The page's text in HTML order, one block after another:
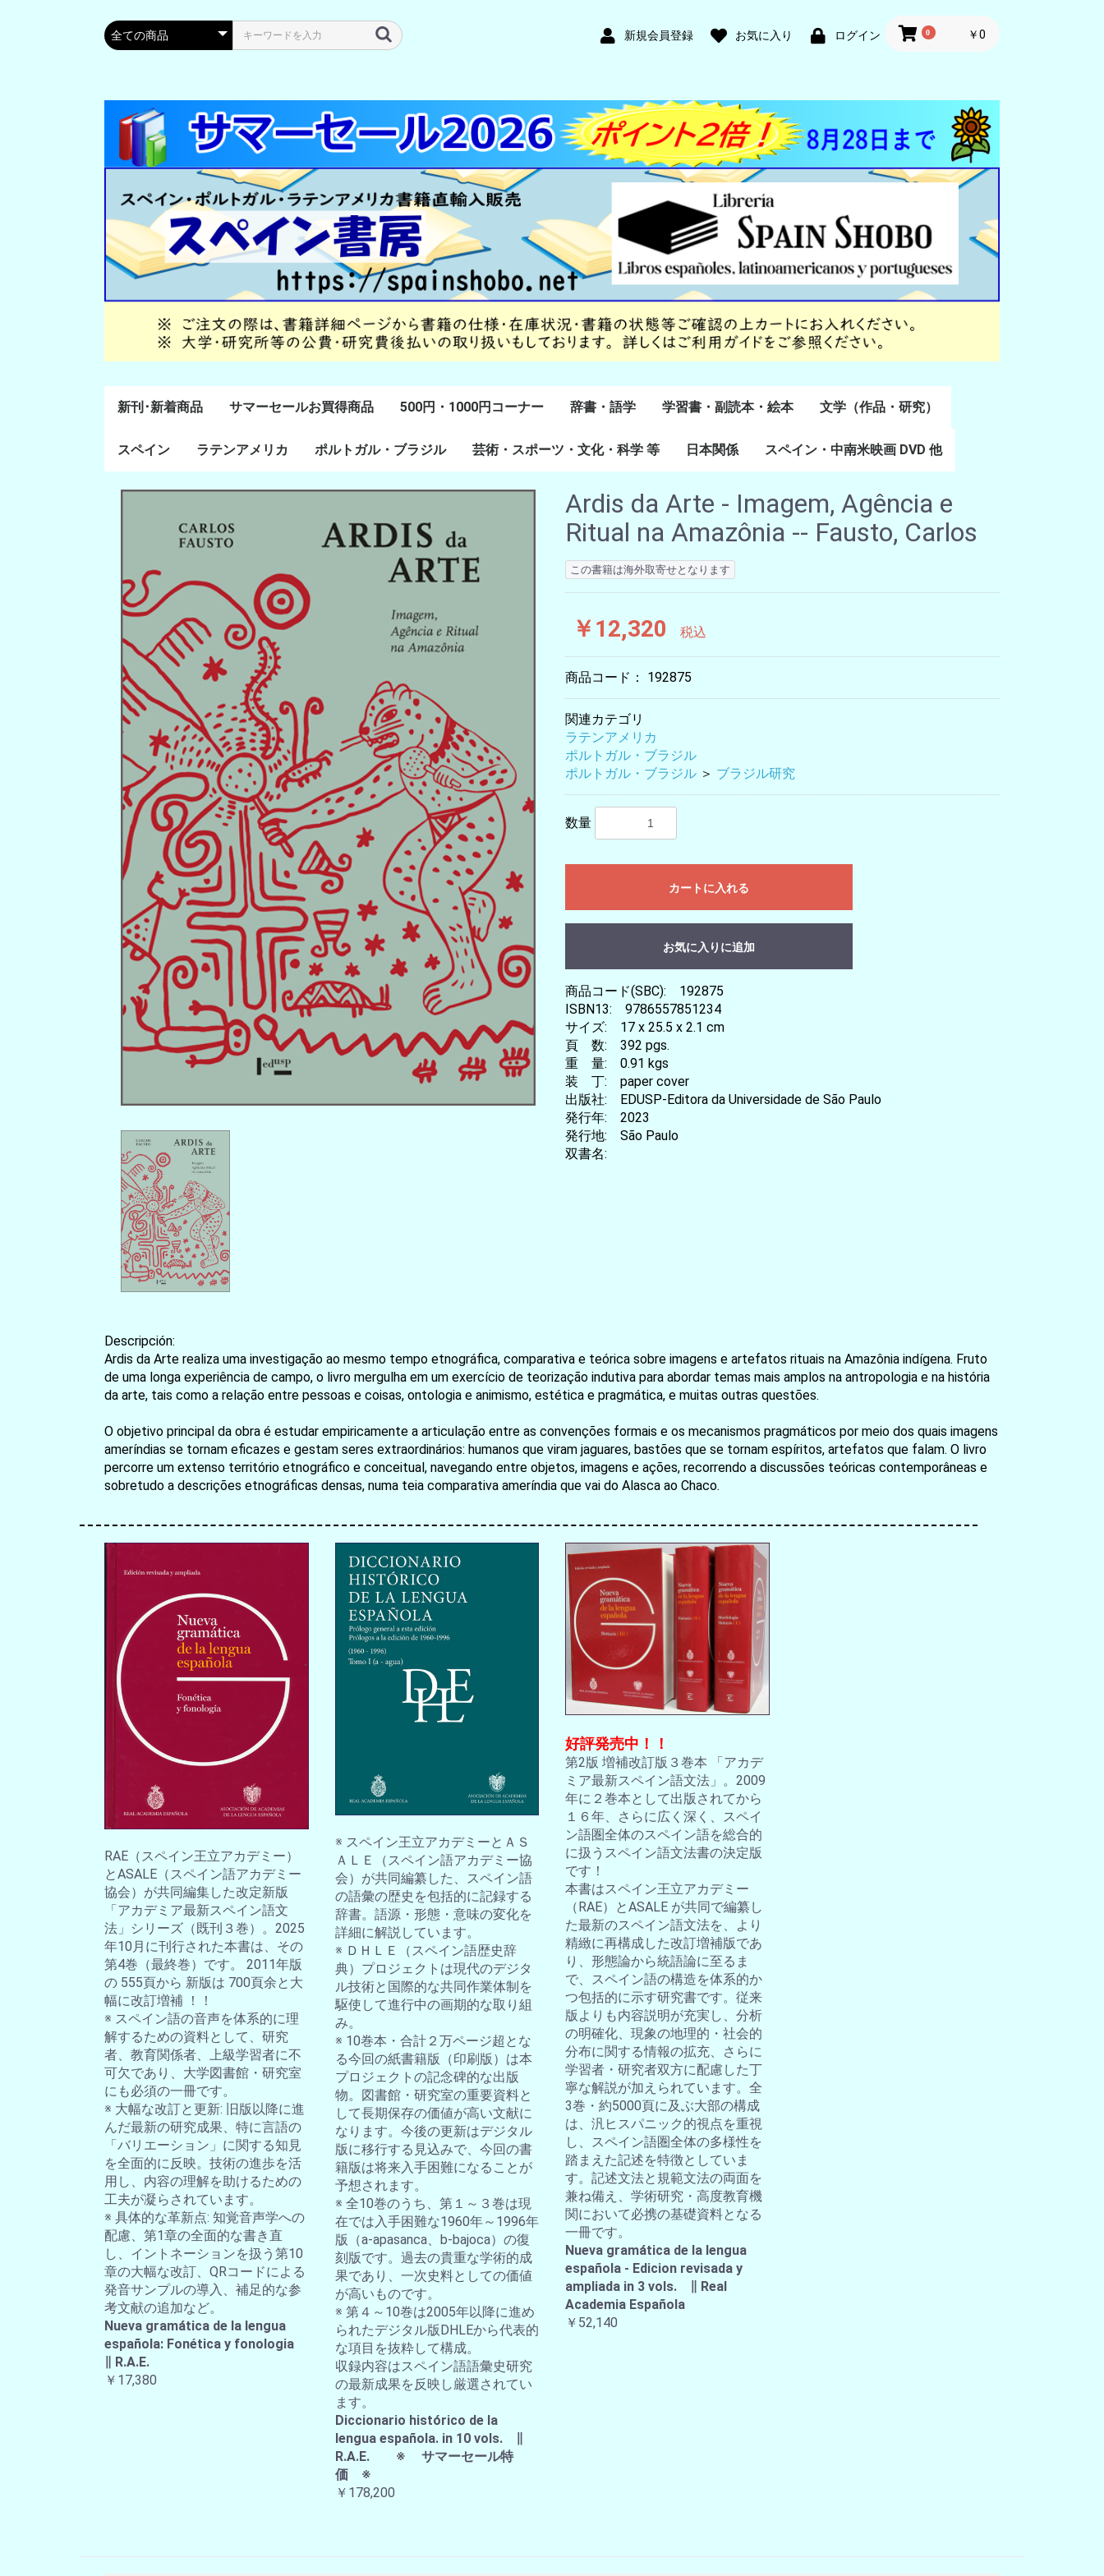
新規会員登録 お気に入り ログイン 0 ￥0
新刊･新着商品 サマーセールお買得商品 500円・1000円コーナー 辞書・語学
スペイン語
ポルトガル語
Lenguas Ibericas
Lenguas Indigenas
スペインの教科書
その他
学習書・副読本・絵本
学習教材
副読本教材
絵本・児童書
文学（作品・研究）
スペイン語文学
ポルトガル語文学
カタルーニャ文学
バスク文学
その他
スペイン
通史・全般
８～１５世紀
１６～１８世紀
１８世紀末～２０世紀
20世紀後半以降
ラテンアメリカ
ラテン・アメリカ全般
メキシコ研究
中米・カリブ研究
キューバ研究
南米諸国
ペルー研究
チリ研究
アルゼンチン研究
ポルトガル・ブラジル
ポルトガル研究
ブラジル研究
芸術・スポーツ・文化・科学 等
美術
音楽・舞踊
スポーツ
演劇・映画
料理・食文化
マンガ・コミック
その他
日本関係 スペイン・中南米映画 DVD 他
Ardis da Arte - Imagem, Agência e
Ritual na Amazônia -- Fausto, Carlos
この書籍は海外取寄せとなります
￥12,320 税込
商品コード： 192875
関連カテゴリ
ラテンアメリカ
ポルトガル・ブラジル
ポルトガル・ブラジル ＞ ブラジル研究
数量
カートに入れる
お買い物を続ける カートへ進む
お気に入りに追加
商品コード(SBC): 192875
ISBN13: 9786557851234
サイズ: 17 x 25.5 x 2.1 cm
頁 数: 392 pgs.
重 量: 0.91 kgs
装 丁: paper cover
出版社: EDUSP-Editora da Universidade de São Paulo
発行年: 2023
発行地: São Paulo
双書名:
Descripción:
Ardis da Arte realiza uma investigação ao mesmo tempo etnográfica, comparativa e teórica sobre imagens e artefatos rituais na Amazônia indígena. Fruto
de uma longa experiência de campo, o livro mergulha em um exercício de teorização indutiva para abordar temas mais amplos na antropologia e na história
da arte, tais como a relação entre pessoas e coisas, ontologia e animismo, estética e pragmática, e muitas outras questões.
O objetivo principal da obra é estudar empiricamente a articulação entre as convenções formais e os mecanismos pragmáticos por meio dos quais imagens
ameríndias se tornam eficazes e gestam seres extraordinários: humanos que viram jaguares, bastões que se tornam espíritos, artefatos que falam. O livro
percorre um extenso território etnográfico e conceitual, navegando entre objetos, imagens e ações, recorrendo a discussões teóricas contemporâneas e
sobretudo a descrições etnográficas densas, numa teia comparativa ameríndia que vai do Alasca ao Chaco.
RAE（スペイン王立アカデミー）
とASALE（スペイン語アカデミー
協会）が共同編集した改定新版
「アカデミア最新スペイン語文
法」シリーズ（既刊３巻）。2025
年10月に刊行された本書は、その
第4巻（最終巻）です。 2011年版
の 555頁から 新版は 700頁余と大
幅に改訂増補 ！！
※ スペイン語の音声を体系的に理
解するための資料として、研究
者、教育関係者、上級学習者に不
可欠であり、大学図書館・研究室
にも必須の一冊です。
※ 大幅な改訂と更新: 旧版以降に進
んだ最新の研究成果、特に言語の
「バリエーション」に関する知見
を全面的に反映。技術の進歩を活
用し、内容の理解を助けるための
工夫が凝らされています。
※ 具体的な革新点: 知覚音声学への
配慮、第1章の全面的な書き直
し、イントネーションを扱う第10
章の大幅な改訂、QRコードによる
発音サンプルの導入、補足的な参
考文献の追加など。
Nueva gramática de la lengua
española: Fonética y fonologia
∥ R.A.E.
￥17,380
※ スペイン王立アカデミーとＡＳ
ＡＬＥ（スペイン語アカデミー協
会）が共同編纂した、スペイン語
の語彙の歴史を包括的に記録する
辞書。語源・形態・意味の変化を
詳細に解説しています。
※ ＤＨＬＥ（スペイン語歴史辞
典）プロジェクトは現代のデジタ
ル技術と国際的な共同作業体制を
駆使して進行中の画期的な取り組
み。
※ 10巻本・合計２万ページ超とな
る今回の紙書籍版（印刷版）は本
プロジェクトの記念碑的な出版
物。図書館・研究室の重要資料と
して長期保存の価値が高い文献に
なります。今後の更新はデジタル
版に移行する見込みで、今回の書
籍版は将来入手困難になることが
予想されます。
※ 全10巻のうち、第１～３巻は現
在では入手困難な1960年～1996年
版（a-apasanca、b-bajoca）の復
刻版です。過去の貴重な学術的成
果であり、一次史料としての価値
が高いものです。
※ 第４～10巻は2005年以降に進め
られたデジタル版DHLEから代表的
な項目を抜粋して構成。
収録内容はスペイン語語彙史研究
の最新成果を反映し厳選されてい
ます。
Diccionario histórico de la
lengua española. in 10 vols. ∥
R.A.E. ※ サマーセール特
価 ※
￥178,200
好評発売中！！
第2版 増補改訂版３巻本 「アカデ
ミア最新スペイン語文法」。2009
年に２巻本として出版されてから
１６年、さらに広く深く、スペイ
ン語圏全体のスペイン語を総合的
に扱うスペイン語文法書の決定版
です！
本書はスペイン王立アカデミー
（RAE）とASALE が共同で編纂し
た最新のスペイン語文法を、より
精緻に再構成した改訂増補版であ
り、形態論から統語論に至るま
で、スペイン語の構造を体系的か
つ包括的に示す研究書です。従来
版よりも内容説明が充実し、分析
の明確化、現象の地理的・社会的
分布に関する情報の拡充、さらに
学習者・研究者双方に配慮した丁
寧な解説が加えられています。全
3巻・約5000頁に及ぶ大部の構成
は、汎ヒスパニック的視点を重視
し、スペイン語圏全体の多様性を
踏まえた記述を特徴としていま
す。記述文法と規範文法の両面を
兼ね備え、学術研究・高度教育機
関において必携の基礎資料となる
一冊です。
Nueva gramática de la lengua
española - Edicion revisada y
ampliada in 3 vols. ∥ Real
Academia Española
￥52,140